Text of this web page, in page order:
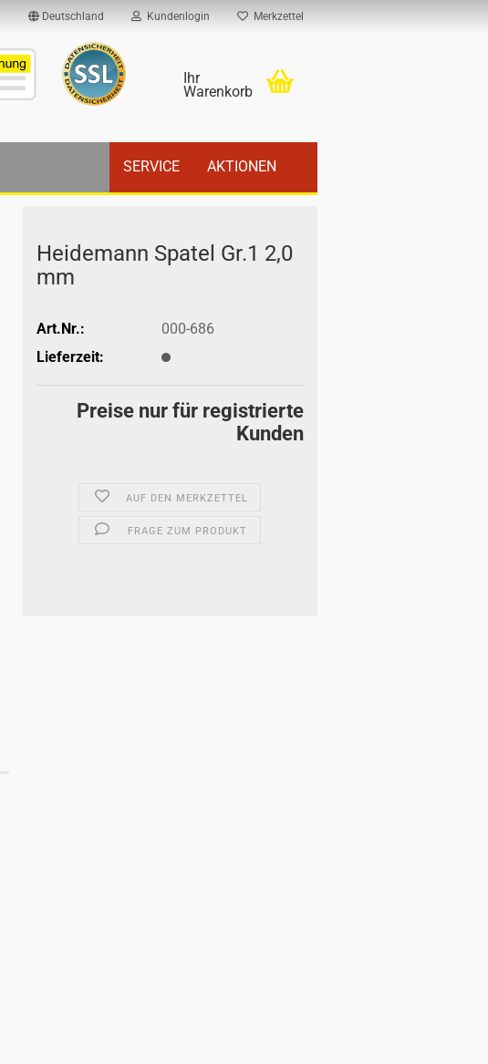
Deutschland Kundenlogin Merkzettel
Ihr
Warenkorb
SERVICE AKTIONEN
Hei­de­mann Spa­tel Gr.1 2,0
mm
Art.Nr.:
000-686
Lieferzeit:
Preise nur für registrierte
Kunden
AUF DEN MERKZETTEL
FRAGE ZUM PRODUKT